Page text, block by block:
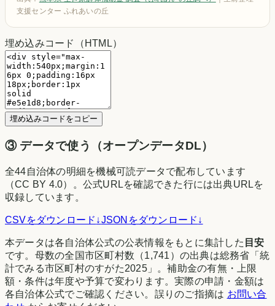
支援センター ふれあいの丘
埋め込みコード（HTML）
埋め込みコードをコピー
③データで使う（オープンデータDL）
全44自治体の明細を機械可読データで配布しています
（CC BY 4.0）。公式URLを確認できた行には出典URLを
収録しています。
CSVをダウンロード ↓JSONをダウンロード ↓
本データは各自治体公式の公表情報をもとに集計した 目安
です。母数の全国市区町村数（1,741 ）の出典は総務省「統
計でみる市区町村のすがた2025」
。補助金の有無・上限
額・条件は年度や予算で変わります。実際の申請・金額は
各自治体公式でご確認ください。誤りのご指摘は お問い合